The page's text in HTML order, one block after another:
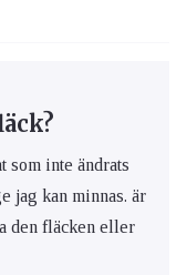
som inte ändrats
jag kan minnas. är
den fläcken eller